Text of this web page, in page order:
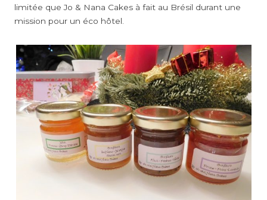
limitée que Jo & Nana Cakes à fait au Brésil durant une
mission pour un éco hôtel.